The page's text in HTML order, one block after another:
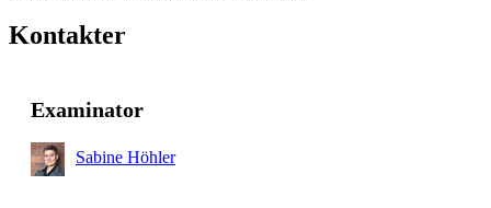
Kontakter
Examinator
Sabine Höhler